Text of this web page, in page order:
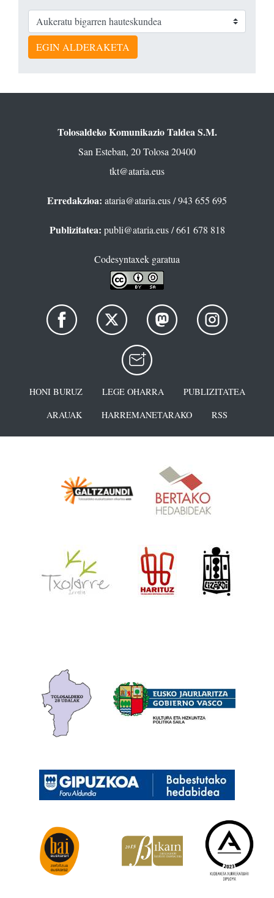
EGIN ALDERAKETA
Tolosaldeko Komunikazio Taldea S.M.
San Esteban, 20 Tolosa 20400
tkt@ataria.eus
Erredakzioa: ataria@ataria.eus/ 943 655 695
Publizitatea: publi@ataria.eus/ 661 678 818
Codesyntaxek garatua
HONI BURUZ LEGE OHARRA
PUBLIZITATEA
ARAUAK
HARREMANETARAKO RSS